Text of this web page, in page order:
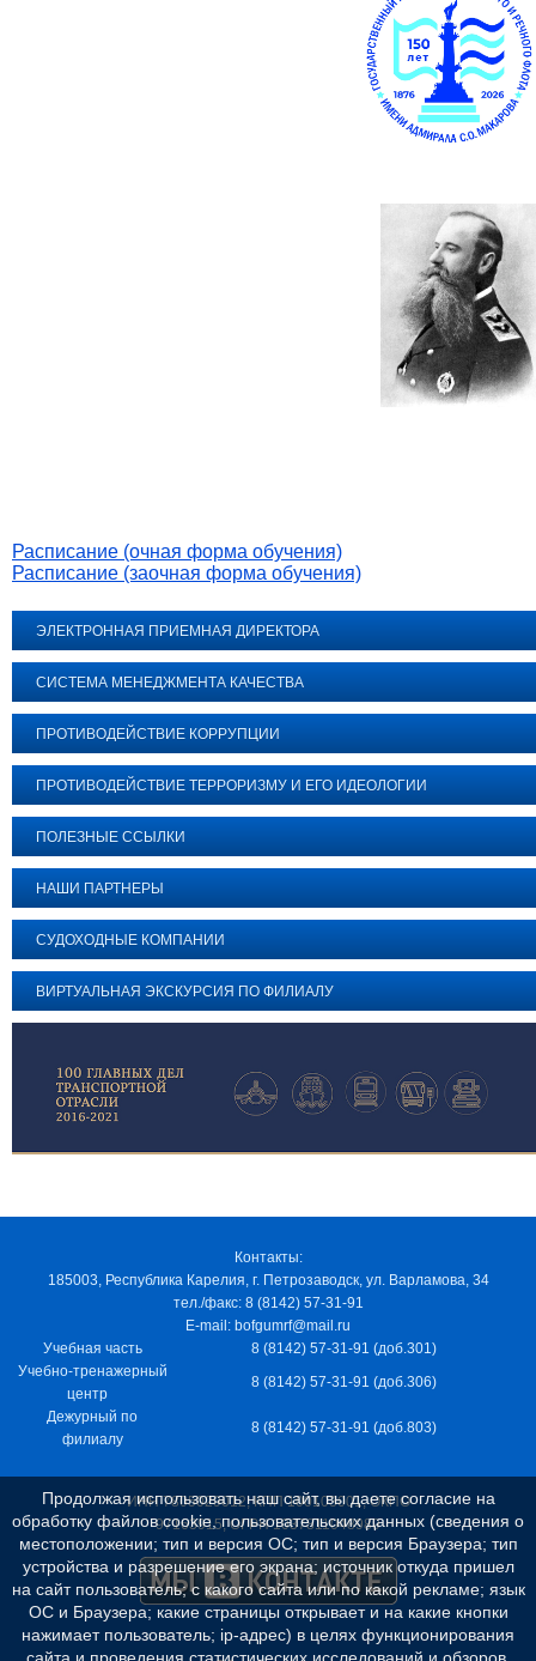
Расписание (очная форма обучения)
Расписание (заочная форма обучения)
ЭЛЕКТРОННАЯ ПРИЕМНАЯ ДИРЕКТОРА
СИСТЕМА МЕНЕДЖМЕНТА КАЧЕСТВА
ПРОТИВОДЕЙСТВИЕ КОРРУПЦИИ
ПРОТИВОДЕЙСТВИЕ ТЕРРОРИЗМУ И ЕГО ИДЕОЛОГИИ
ПОЛЕЗНЫЕ ССЫЛКИ
НАШИ ПАРТНЕРЫ
СУДОХОДНЫЕ КОМПАНИИ
ВИРТУАЛЬНАЯ ЭКСКУРСИЯ ПО ФИЛИАЛУ
Контакты:
185003, Республика Карелия, г. Петрозаводск, ул. Варламова, 34
тел./факс: 8 (8142) 57-31-91
E-mail: bofgumrf@mail.ru
Учебная часть
8 (8142) 57-31-91 (доб.301)
Учебно-тренажерный
центр
8 (8142) 57-31-91 (доб.306)
Дежурный по
филиалу
8 (8142) 57-31-91 (доб.803)
ИНН 7805029012, КПП 100103001, ОКПО
97163915, ОГРН 1037811048989
Продолжая использовать наш сайт, вы даете согласие на
обработку файлов cookie, пользовательских данных (сведения о
местоположении; тип и версия ОС; тип и версия Браузера; тип
устройства и разрешение его экрана; источник откуда пришел
на сайт пользователь; с какого сайта или по какой рекламе; язык
ОС и Браузера; какие страницы открывает и на какие кнопки
нажимает пользователь; ip-адрес) в целях функционирования